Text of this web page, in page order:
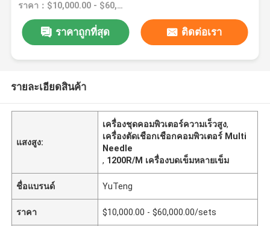
ราคา：$10,000.00 - $60,000.00/sets
ราคาถูกที่สุด ติดต่อเรา
รายละเอียดสินค้า
แสงสูง:
เครื่องชุดคอมพิวเตอร์ความเร็วสูง,
เครื่องตัดเชือกเชือกคอมพิวเตอร์ Multi
Needle
, 1200R/M เครื่องบดเข็มหลายเข็ม
ชื่อแบรนด์ YuTeng
ราคา $10,000.00 - $60,000.00/sets